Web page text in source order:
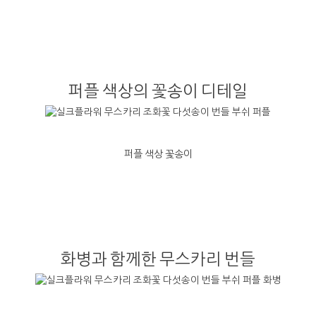
퍼플 색상의 꽃송이 디테일
퍼플 색상 꽃송이
화병과 함께한 무스카리 번들